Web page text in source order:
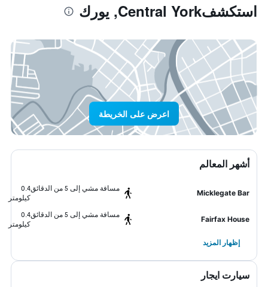
استكشفCentral York, يورك
اعرض على الخريطة
أشهر المعالم
Micklegate Bar
مسافة مشي إلى 5 من الدقائق
0.4
كيلومتر
Fairfax House
مسافة مشي إلى 5 من الدقائق
0.4
كيلومتر
إظهار المزيد
سيارت ايجار